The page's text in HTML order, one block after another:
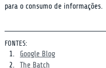
para o consumo de informações.
FONTES:
Google Blog
The Batch